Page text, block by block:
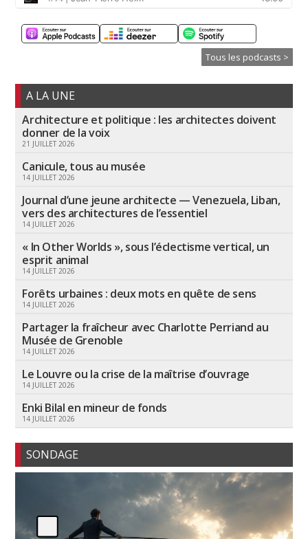
Tous les podcasts >
A LA UNE
Architecture et politique : les architectes doivent
donner de la voix
21 JUILLET 2026
Canicule, tous au musée
14 JUILLET 2026
Journal d’une jeune architecte — Venezuela, Liban,
vers des architectures de l’essentiel
14 JUILLET 2026
« In Other Worlds », sous l’éclectisme vertical, un
esprit animal
14 JUILLET 2026
Forêts urbaines : deux mots en quête de sens
14 JUILLET 2026
Partager la fraîcheur avec Charlotte Perriand au
Musée de Grenoble
14 JUILLET 2026
Le Louvre ou la crise de la maîtrise d’ouvrage
14 JUILLET 2026
Enki Bilal en mineur de fonds
14 JUILLET 2026
SONDAGE